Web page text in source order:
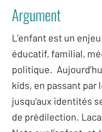
Argument
L’enfant est un
éducatif, familial,
politique.
kids, en passant
jusqu’aux identités
de prédilection.